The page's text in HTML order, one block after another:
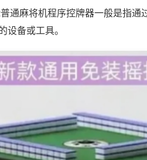
通麻将机程序控牌器一般是指通
设备或工具。